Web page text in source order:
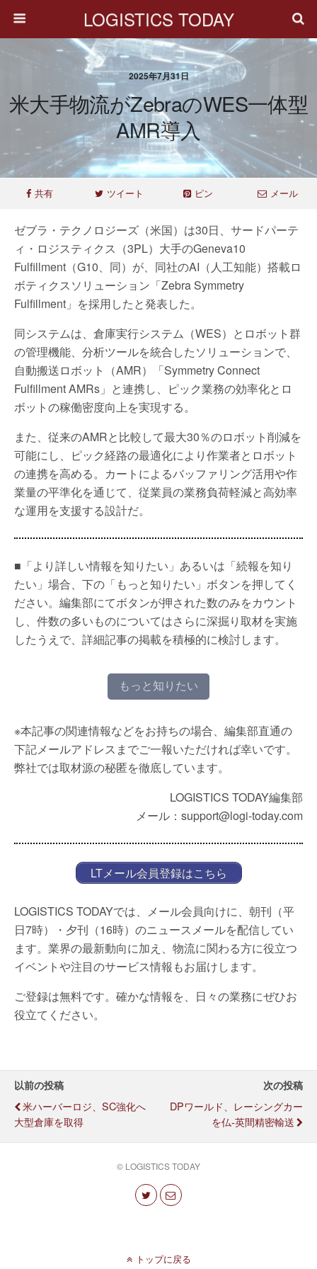
LOGISTICS TODAY
2025年7月31日
米大手物流がZebraのWES一体型
AMR導入
共有 ツイート ピン メール
ゼブラ・テクノロジーズ（米国）は30日、サードパーテ
ィ・ロジスティクス（3PL）大手のGeneva10
Fulfillment（G10、同）が、同社のAI（人工知能）搭載ロ
ボティクスソリューション「Zebra Symmetry
Fulfillment」を採用したと発表した。
同システムは、倉庫実行システム（WES）とロボット群
の管理機能、分析ツールを統合したソリューションで、
自動搬送ロボット（AMR）「Symmetry Connect
Fulfillment AMRs」と連携し、ピック業務の効率化とロ
ボットの稼働密度向上を実現する。
また、従来のAMRと比較して最大30％のロボット削減を
可能にし、ピック経路の最適化により作業者とロボット
の連携を高める。カートによるバッファリング活用や作
業量の平準化を通じて、従業員の業務負荷軽減と高効率
な運用を支援する設計だ。
■「より詳しい情報を知りたい」あるいは「続報を知り
たい」場合、下の「もっと知りたい」ボタンを押してく
ださい。編集部にてボタンが押された数のみをカウント
し、件数の多いものについてはさらに深掘り取材を実施
したうえで、詳細記事の掲載を積極的に検討します。
もっと知りたい
※本記事の関連情報などをお持ちの場合、編集部直通の
下記メールアドレスまでご一報いただければ幸いです。
弊社では取材源の秘匿を徹底しています。
LOGISTICS TODAY編集部
メール：support@logi-today.com
LTメール会員登録はこちら
LOGISTICS TODAYでは、メール会員向けに、朝刊（平
日7時）・夕刊（16時）のニュースメールを配信してい
ます。業界の最新動向に加え、物流に関わる方に役立つ
イベントや注目のサービス情報もお届けします。
ご登録は無料です。確かな情報を、日々の業務にぜひお
役立てください。
以前の投稿
米ハーバーロジ、SC強化へ
大型倉庫を取得
次の投稿
DPワールド、レーシングカー
を仏-英間精密輸送
© LOGISTICS TODAY
トップに戻る